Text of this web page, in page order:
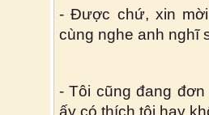
- Được chứ, xin
cùng nghe anh nghĩ
- Tôi cũng đang
ấy có thích tôi hay